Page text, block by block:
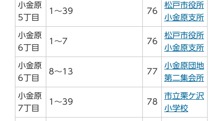
小金原
5丁目
1～39 76
松戸市役所
小金原支所
小金原
6丁目
1～7 76
松戸市役所
小金原支所
小金原
6丁目
8～13 77
小金原団地
第二集会所
小金原
7丁目
1～39 78
市立栗ケ沢
小学校